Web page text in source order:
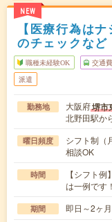
NEW
【医療行為は
のチェックなど
職種未経験OK 交通
派遣
勤務地 大阪府堺市
北野田駅か
曜日頻度
シフト制（
相談OK
時間
【シフト
は一例です
期間 即日～2ヶ